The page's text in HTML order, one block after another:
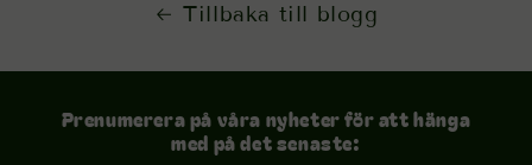
Tillbaka till blogg
Prenumerera på våra nyheter för att hänga
med på det senaste: